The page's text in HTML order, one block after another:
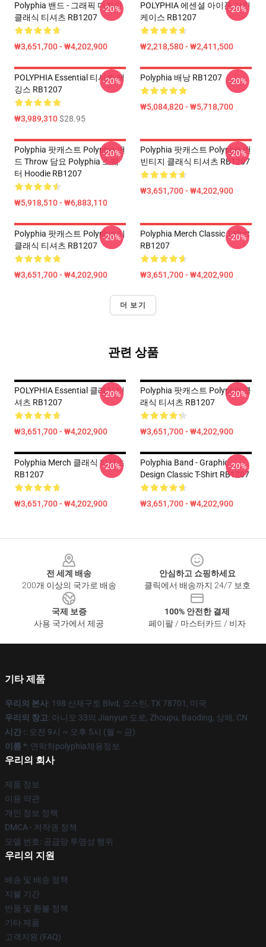
Polyphia 밴드 - 그래픽 디자인
클래식 티셔츠 RB1207
₩3,651,700 - ₩4,202,900
-20%
POLYPHIA 에센셜 아이폰 거친
케이스 RB1207
₩2,218,580 - ₩2,411,500
-20%
POLYPHIA Essential 티셔츠 레
깅스 RB1207
₩3,989,310$28.95
-20% Polyphia 배낭 RB1207
₩5,084,820 - ₩5,718,700
-20%
Polyphia 팟캐스트 Polyphia 밴
드 Throw 담요 Polyphia 스웨
터 Hoodie RB1207
₩5,918,510 - ₩6,883,110
-20%
Polyphia 팟캐스트 Polyphia 밴
빈티지 클래식 티셔츠 RB1207
₩3,651,700 - ₩4,202,900
-20%
Polyphia 팟캐스트 Polyphia 티
클래식 티셔츠 RB1207
₩3,651,700 - ₩4,202,900
-20%
Polyphia Merch Classic T-Shirt
RB1207
₩3,651,700 - ₩4,202,900
-20%
더 보기
관련 상품
POLYPHIA Essential 클래식 티
셔츠 RB1207
₩3,651,700 - ₩4,202,900
-20%
Polyphia 팟캐스트 Polyphia 클
래식 티셔츠 RB1207
₩3,651,700 - ₩4,202,900
-20%
Polyphia Merch 클래식 티셔츠
RB1207
₩3,651,700 - ₩4,202,900
-20%
Polyphia Band - Graphic
Design Classic T-Shirt RB1207
₩3,651,700 - ₩4,202,900
-20%
전 세계 배송
200개 이상의 국가로 배송
안심하고 쇼핑하세요
클릭에서 배송까지 24/7 보호
국제 보증
사용 국가에서 제공
100% 안전한 결제
페이팔 / 마스터카드 / 비자
기타 제품
우리의 본사: 198 산재구토 Blvd, 오스틴, TX 78701, 미국
우리의 창고: 아니오 33의 Jianyun 도로, Zhoupu, Baoding, 상해, CN
시간 :: 오전 9시 ~ 오후 5시 (월 ~ 금)
이름 *: 연락처polyphia채용정보
우리의 회사
제품 정보
이용 약관
개인 정보 정책
DMCA - 저작권 정책
모델 번호: 공급망 투명성 행위
우리의 지원
배송 및 배송 정책
지불 기간
반품 및 환불 정책
기타 제품
고객지원 (FAQ)